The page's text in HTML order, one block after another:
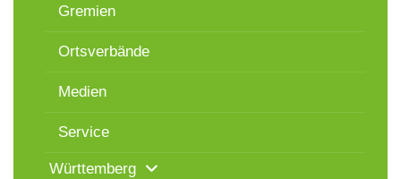
Gremien
Ortsverbände
Medien
Service
Württemberg